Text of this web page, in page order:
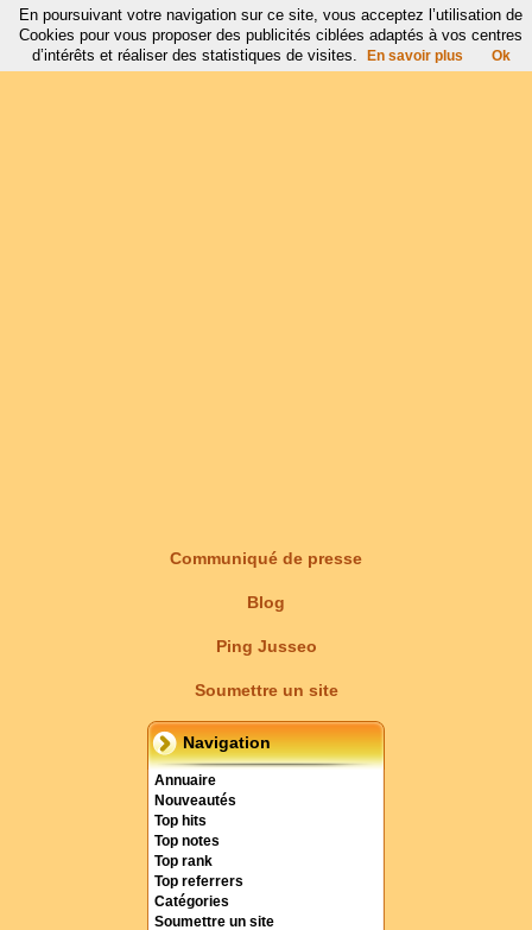
Communiqué de presse
Blog
Ping Jusseo
Soumettre un site
Navigation
Annuaire
Nouveautés
Top hits
Top notes
Top rank
Top referrers
Catégories
Soumettre un site
En poursuivant votre navigation sur ce site, vous acceptez l’utilisation de
Cookies pour vous proposer des publicités ciblées adaptés à vos centres
d’intérêts et réaliser des statistiques de visites.
En savoir plus Ok